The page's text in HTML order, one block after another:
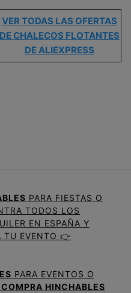
VER TODAS LAS OFERTAS
DE CHALECOS FLOTANTES
DE ALIEXPRESS
PARA FIESTAS O
TODOS LOS
EN ESPAÑA Y
TU EVENTO 👉
PARA EVENTOS O
COMPRA HINCHABLES